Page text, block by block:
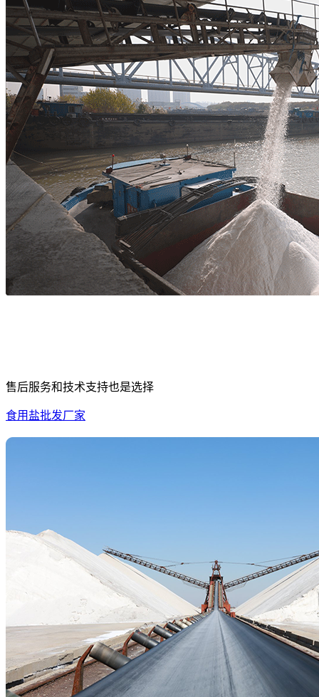
售后服务和技术支持也是选择
食用盐批发厂家